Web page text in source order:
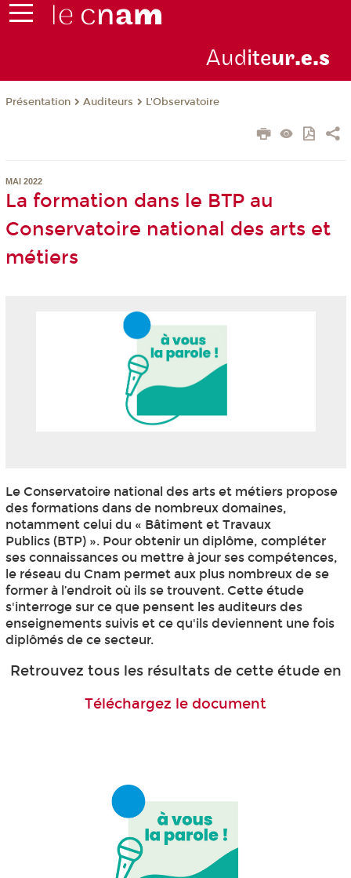
Auditeur.e.s
Présentation Auditeurs L'Observatoire
MAI 2022
La formation dans le BTP au
Conservatoire national des arts et
métiers
Le Conservatoire national des arts et métiers propose
des formations dans de nombreux domaines,
notamment celui du « Bâtiment et Travaux
Publics (BTP) ». Pour obtenir un diplôme, compléter
ses connaissances ou mettre à jour ses compétences,
le réseau du Cnam permet aux plus nombreux de se
former à l’endroit où ils se trouvent. Cette étude
s'interroge sur ce que pensent les auditeurs des
enseignements suivis et ce qu'ils deviennent une fois
diplômés de ce secteur.
Retrouvez tous les résultats de cette étude en
Téléchargez le document